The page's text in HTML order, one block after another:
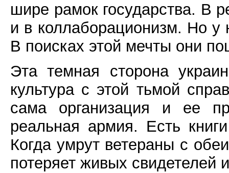
шире рамок государства. В
и в коллаборационизм. Но
В поисках этой мечты они
Эта темная сторона
культура с этой тьмой
сама организация и ее
реальная армия. Есть
Когда умрут ветераны с
потеряет живых свидетелей